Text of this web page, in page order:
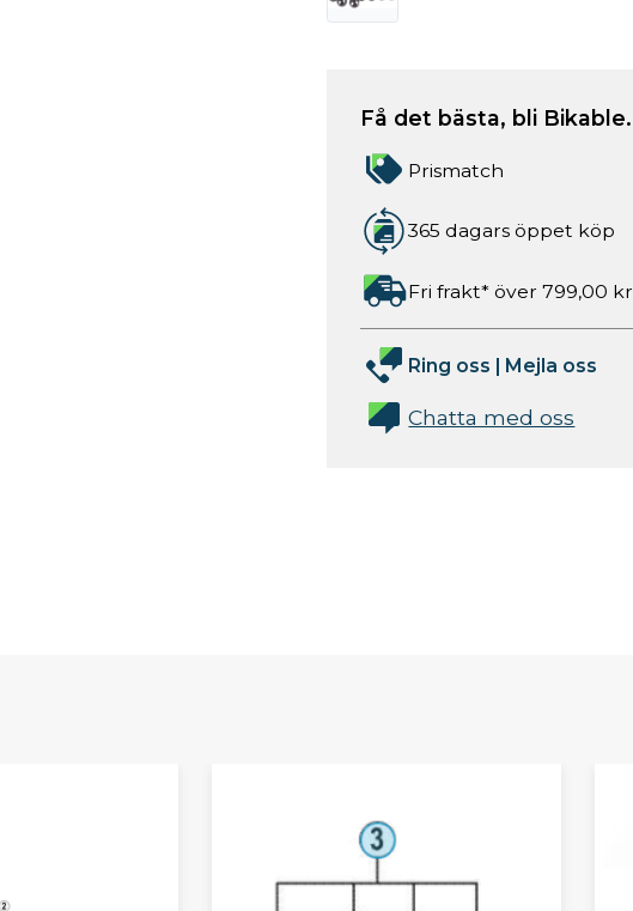
Få det bästa, bli Bikable.
Prismatch
365 dagars öppet köp
Fri frakt* över 799,00 kr
Ring oss | Mejla oss
Chatta med oss